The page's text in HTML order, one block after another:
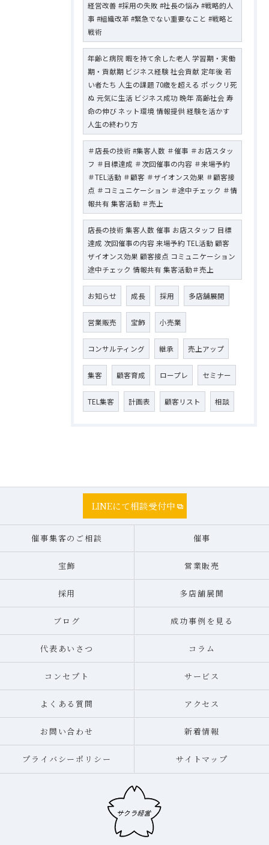
経営改善 #採用の失敗 #社長の悩み #戦略的人
事 #組織改革 #緊急でない重要なこと #戦略と
戦術
年齢と病院 暇を持て余した老人 学習期・実働
期・貢献期 ビジネス経験 社会貢献 定年後 若
い者たち 人生の課題 70歳を超える ポックリ死
ぬ 元気に生活 ビジネス成功 晩年 高齢社会 寿
命の伸び ネット環境 情報提供 経験を活かす
人生の終わり方
＃店長の技術 #集客人数 ＃催事 ＃お店スタッ
フ ＃目標達成 ＃次回催事の内容 ＃来場予約
＃TEL活動 ＃顧客 ＃ザイオンス効果 ＃顧客接
点 ＃コミュニケーション ＃途中チェック ＃情
報共有 集客活動 ＃売上
店長の技術 集客人数 催事 お店スタッフ 目標
達成 次回催事の内容 来場予約 TEL活動 顧客
ザイオンス効果 顧客接点 コミュニケーション
途中チェック 情報共有 集客活動＃売上
お知らせ 成長 採用 多店舗展開
営業販売 宝飾 小売業
コンサルティング 継承 売上アップ
集客 顧客育成 ロープレ セミナー
TEL集客 計画表 顧客リスト 相談
LINEにて相談受付中
催事集客のご相談 催事
宝飾 営業販売
採用 多店舗展開
ブログ 成功事例を見る
代表あいさつ コラム
コンセプト サービス
よくある質問 アクセス
お問い合わせ 新着情報
プライバシーポリシー サイトマップ